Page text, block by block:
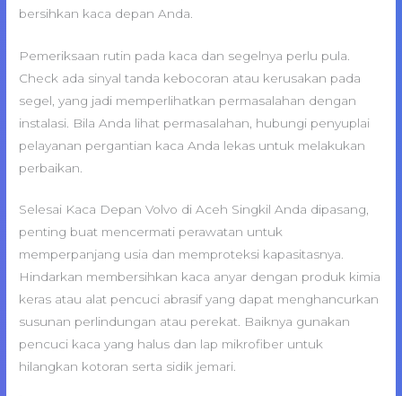
bersihkan kaca depan Anda.
Pemeriksaan rutin pada kaca dan segelnya perlu pula.
Check ada sinyal tanda kebocoran atau kerusakan pada
segel, yang jadi memperlihatkan permasalahan dengan
instalasi. Bila Anda lihat permasalahan, hubungi penyuplai
pelayanan pergantian kaca Anda lekas untuk melakukan
perbaikan.
Selesai Kaca Depan Volvo di Aceh Singkil Anda dipasang,
penting buat mencermati perawatan untuk
memperpanjang usia dan memproteksi kapasitasnya.
Hindarkan membersihkan kaca anyar dengan produk kimia
keras atau alat pencuci abrasif yang dapat menghancurkan
susunan perlindungan atau perekat. Baiknya gunakan
pencuci kaca yang halus dan lap mikrofiber untuk
hilangkan kotoran serta sidik jemari.